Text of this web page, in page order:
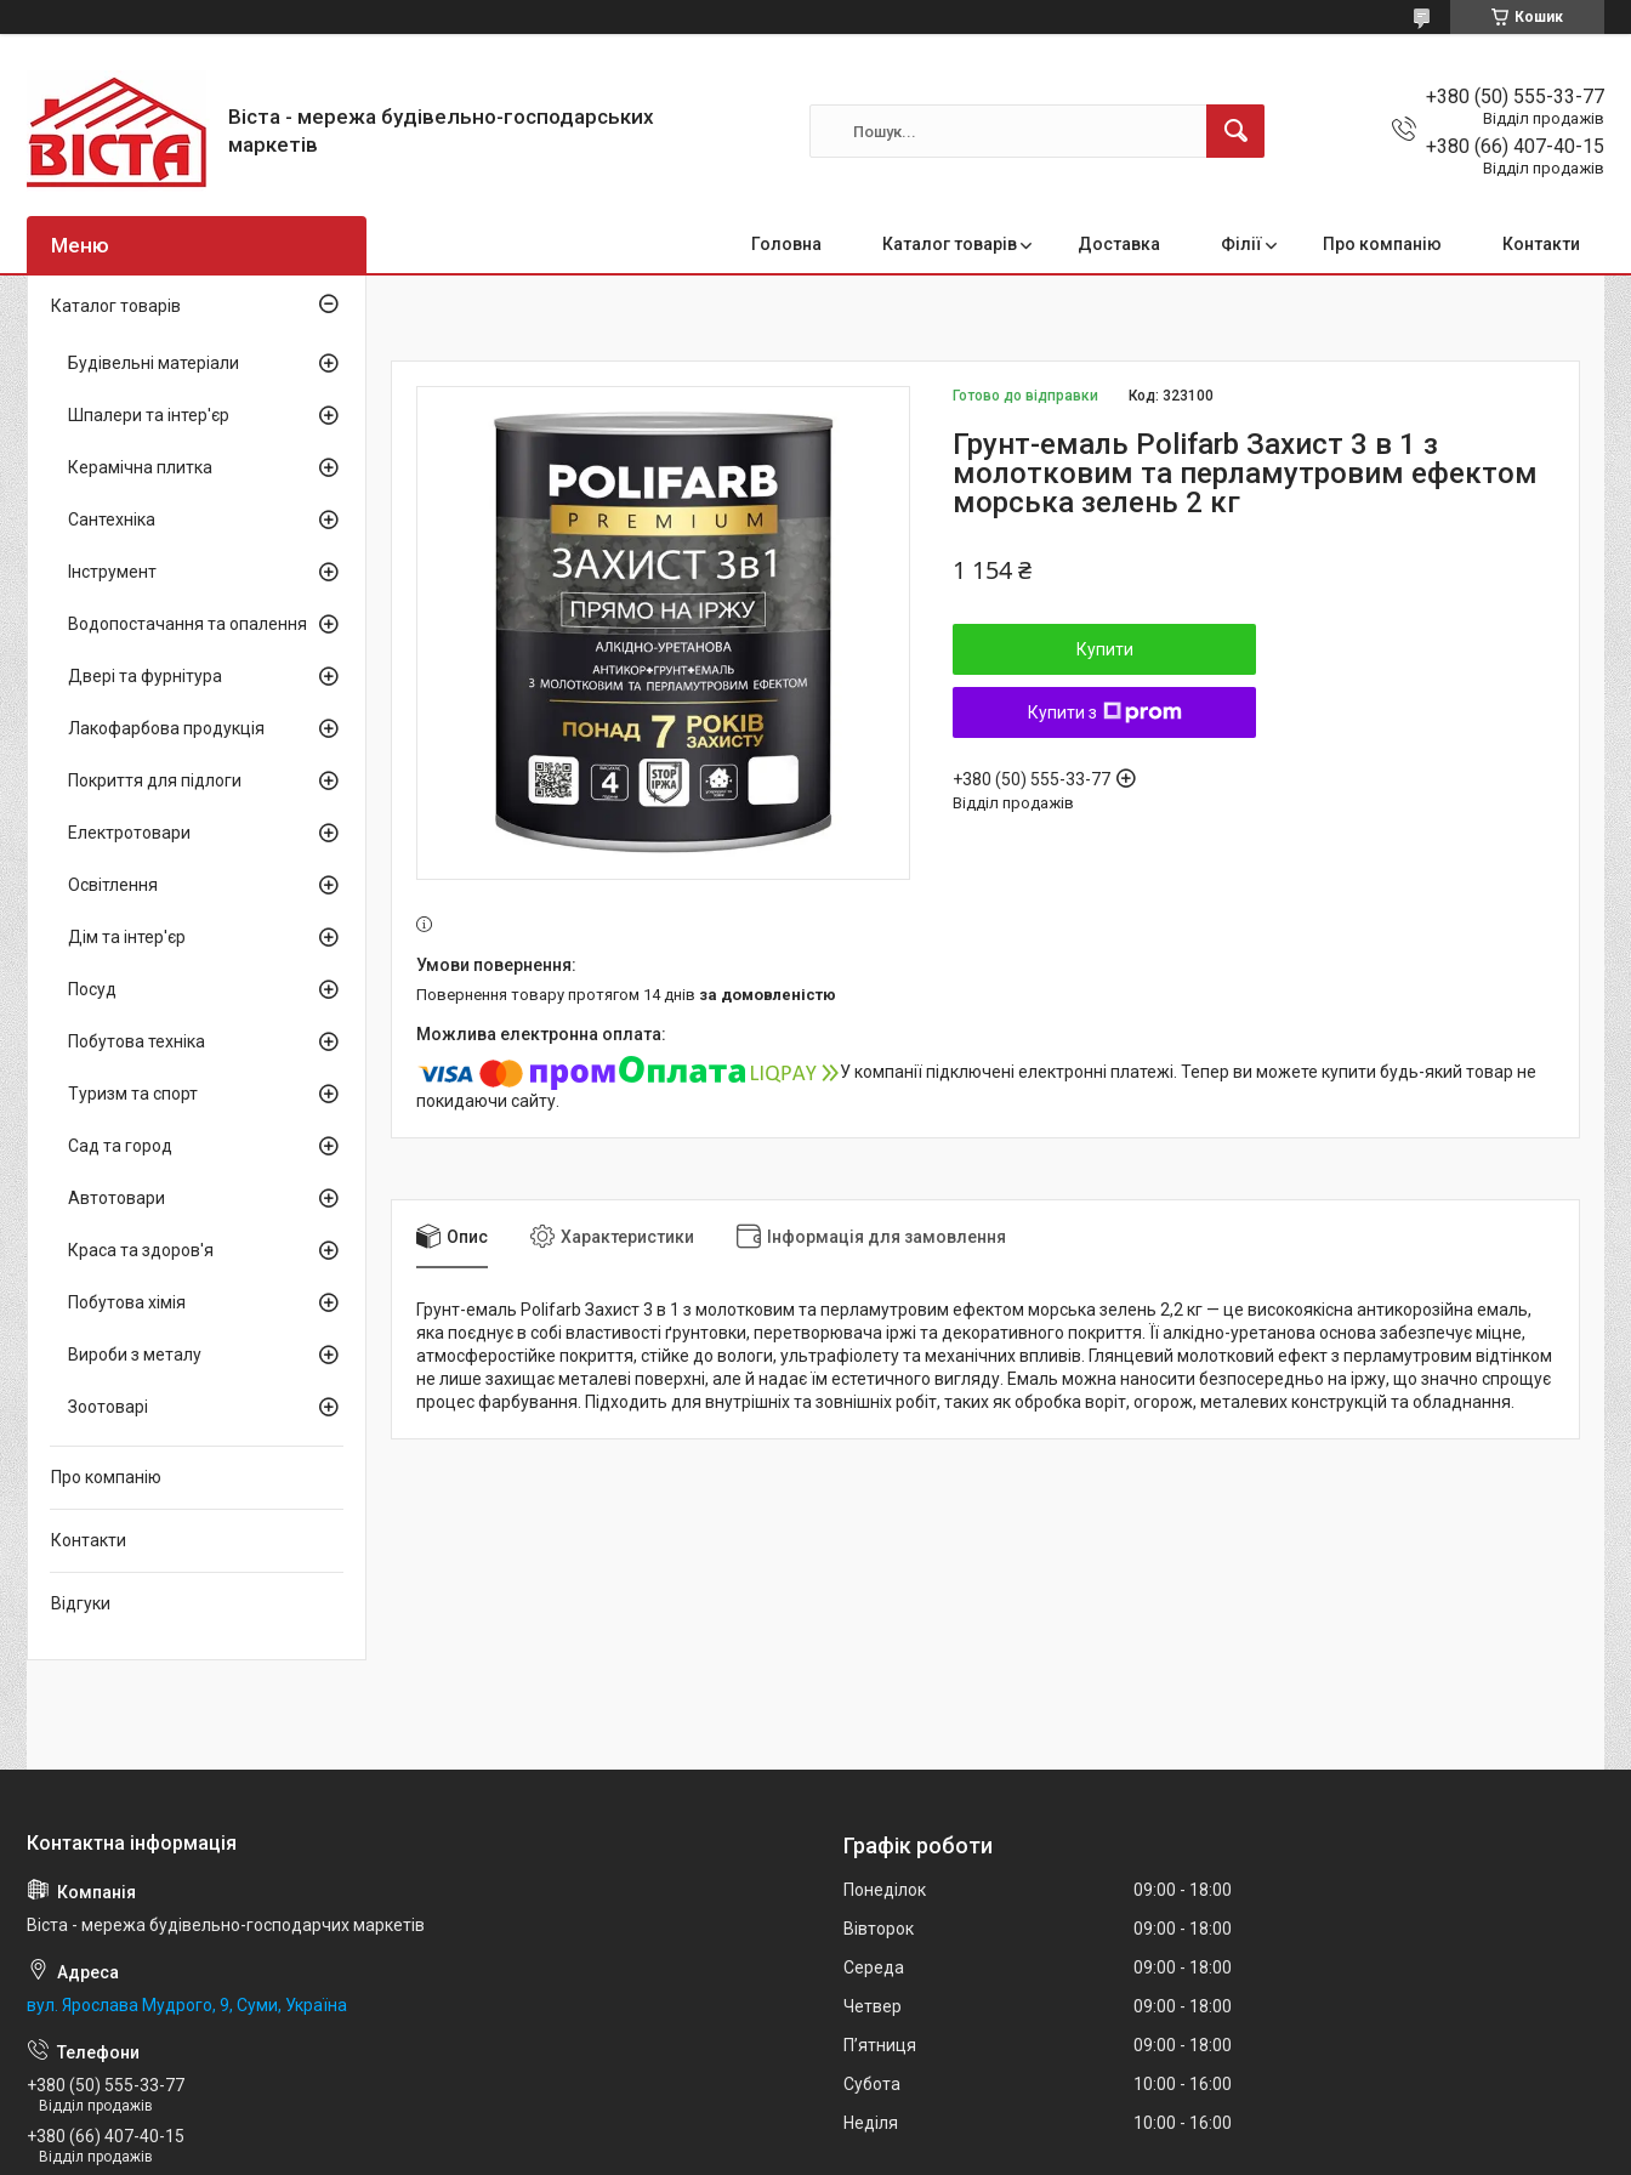
Кошик
Віста - мережа будівельно-господарських
маркетів
+380 (50) 555-33-77
Відділ продажів
+380 (66) 407-40-15
Відділ продажів
Головна Каталог товарів Доставка Філії Про компанію Контакти
Готово до відправки Код:323100
Грунт-емаль Polifarb Захист 3 в 1 з
молотковим та перламутровим ефектом
морська зелень 2 кг
1 154 ₴
Купити
Купити з
+380 (50) 555-33-77
Відділ продажів
повернення товару протягом 14 днів за домовленістю
У компанії підключені електронні платежі. Тепер ви можете купити будь-який товар не
покидаючи сайту.
Опис Характеристики Інформація для замовлення
Грунт-емаль Polifarb Захист 3 в 1 з молотковим та перламутровим ефектом морська зелень 2,2 кг — це високоякісна антикорозійна емаль,
яка поєднує в собі властивості ґрунтовки, перетворювача іржі та декоративного покриття. Її алкідно-уретанова основа забезпечує міцне,
атмосферостійке покриття, стійке до вологи, ультрафіолету та механічних впливів. Глянцевий молотковий ефект з перламутровим відтінком
не лише захищає металеві поверхні, але й надає їм естетичного вигляду. Емаль можна наносити безпосередньо на іржу, що значно спрощує
процес фарбування. Підходить для внутрішніх та зовнішніх робіт, таких як обробка воріт, огорож, металевих конструкцій та обладнання.
Каталог товарів
Будівельні матеріали
Шпалери та інтер'єр
Керамічна плитка
Сантехніка
Інструмент
Водопостачання та опалення
Двері та фурнітура
Лакофарбова продукція
Покриття для підлоги
Електротовари
Освітлення
Дім та інтер'єр
Посуд
Побутова техніка
Туризм та спорт
Сад та город
Автотовари
Краса та здоров'я
Побутова хімія
Вироби з металу
Зоотоварі
Про компанію
Контакти
Відгуки
Віста - мережа будівельно-господарчих маркетів
вул. Ярослава Мудрого, 9, Суми, Україна
+380 (50) 555-33-77
Відділ продажів
+380 (66) 407-40-15
Відділ продажів
Графік роботи
Понеділок 09:00
18:00
Вівторок
09:00
18:00
Середа
09:00
18:00
Четвер
09:00
18:00
Пʼятниця
09:00
18:00
Субота
10:00
16:00
Неділя
10:00 16:00